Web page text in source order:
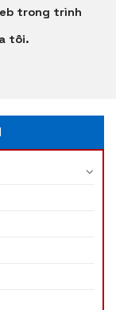
trong trình
tôi.